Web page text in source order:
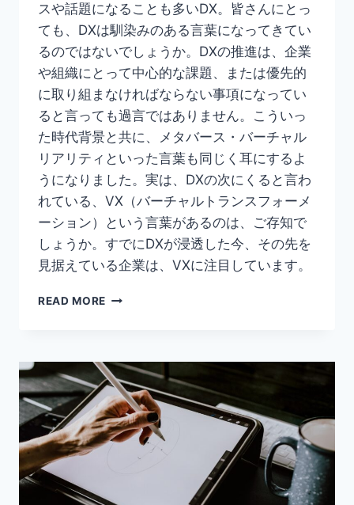
を
解
説
スや話題になることも多いDX。皆さんにとっ
ても、DXは馴染みのある言葉になってきてい
るのではないでしょうか。DXの推進は、企業
や組織にとって中心的な課題、または優先的
に取り組まなければならない事項になってい
ると言っても過言ではありません。こういっ
た時代背景と共に、メタバース・バーチャル
リアリティといった言葉も同じく耳にするよ
うになりました。実は、DXの次にくると言わ
れている、VX（バーチャルトランスフォーメ
ーション）という言葉があるのは、ご存知で
しょうか。すでにDXが浸透した今、その先を
見据えている企業は、VXに注目しています。
READ MORE 【VX
の
次
に
く
る
VX
底